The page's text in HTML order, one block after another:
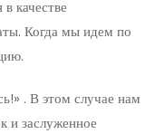
качестве
Когда мы идем по
. В этом случае нам
и заслуженное